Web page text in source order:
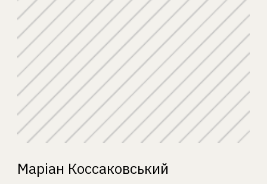
Маріан Коссаковський